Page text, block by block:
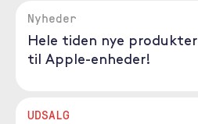
Nyheder
Hele tiden nye produkter
til Apple-enheder!
UDSALG